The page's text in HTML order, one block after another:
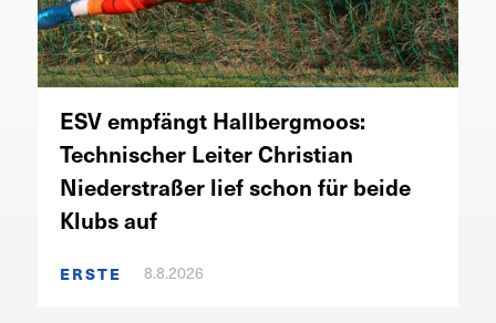
ESV empfängt Hallbergmoos:
Technischer Leiter Christian
Niederstraßer lief schon für beide
Klubs auf
ERSTE 8.8.2026